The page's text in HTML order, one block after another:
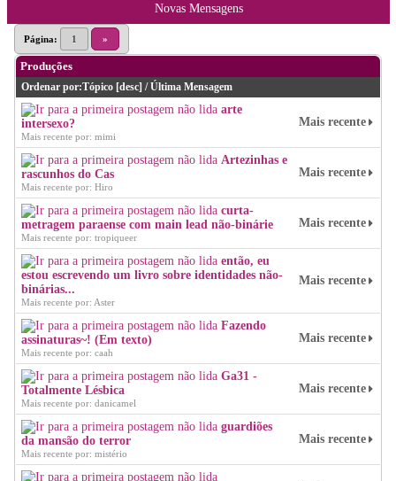
Novas Mensagens
Página: 1 »
Produções
Ordenar por:Tópico [desc] /Última Mensagem
arte
intersexo?
Mais recente por: mimi
Mais recente
Artezinhas e
rascunhos do Cas
Mais recente por: Hiro
Mais recente
curta-
metragem paraense com main lead não-binárie
Mais recente por: tropiqueer
Mais recente
então, eu
estou escrevendo um livro sobre identidades não-
binárias...
Mais recente por: Aster
Mais recente
Fazendo
assinaturas~! (Em texto)
Mais recente por: caah
Mais recente
Ga31 -
Totalmente Lésbica
Mais recente por: danicamel
Mais recente
guardiões
da mansão do terror
Mais recente por: mistério
Mais recente